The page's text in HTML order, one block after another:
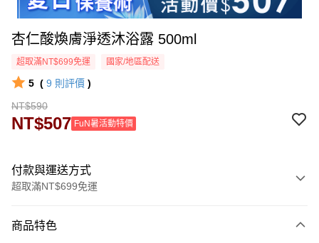
杏仁酸煥膚淨透沐浴露 500ml
超取滿NT$699免運 國家/地區配送
5 ( 9 則評價 )
NT$590
NT$507 FuN暑活動特價
付款與運送方式
超取滿NT$699免運
信用卡一次付款
商品特色